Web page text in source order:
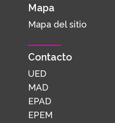
Mapa
Mapa del sitio
Contacto
UED
MAD
EPAD
EPEM